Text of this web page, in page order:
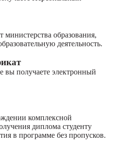
министерства образования,
деятельность.
вы получаете электронный
комплексной
диплома студенту
в программе без пропусков.